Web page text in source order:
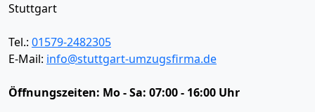
Stuttgart
Tel.: 01579-2482305
E-Mail: info@stuttgart-umzugsfirma.de
Öffnungszeiten: Mo - Sa: 07:00 - 16:00 Uhr